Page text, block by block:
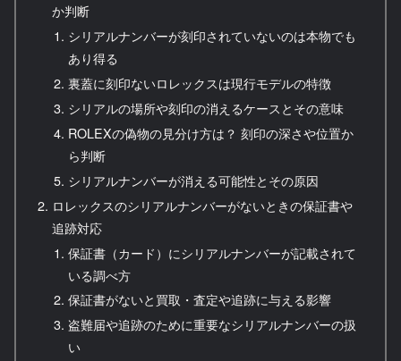
か判断
シリアルナンバーが刻印されていないのは本物でも
あり得る
裏蓋に刻印ないロレックスは現行モデルの特徴
シリアルの場所や刻印の消えるケースとその意味
ROLEXの偽物の見分け方は？ 刻印の深さや位置か
ら判断
シリアルナンバーが消える可能性とその原因
ロレックスのシリアルナンバーがないときの保証書や
追跡対応
保証書（カード）にシリアルナンバーが記載されて
いる調べ方
保証書がないと買取・査定や追跡に与える影響
盗難届や追跡のために重要なシリアルナンバーの扱
い